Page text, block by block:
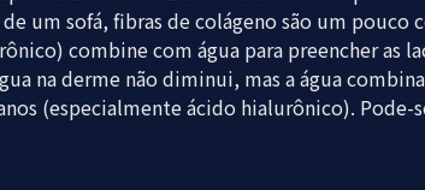
um sofá, fibras de colágeno são um
combine com água para preencher as
na derme não diminui, mas a água
(especialmente ácido hialurônico).